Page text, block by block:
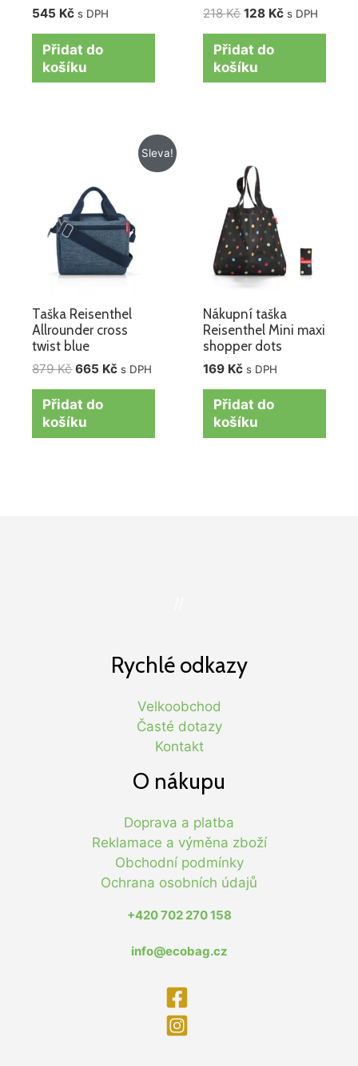
545 Kč s DPH
Přidat do
košíku
218Kč 128 Kč s DPH
Přidat do
košíku
Sleva!
Taška Reisenthel
Allrounder cross
twist blue
879Kč
879 Kč.
665 Kč
Aktuální
cena
s DPH
Přidat do
košíku
Nákupní taška
Reisenthel Mini maxi
shopper dots
169 Kč s DPH
Přidat do
košíku
Rychlé odkazy
Velkoobchod
Časté dotazy
Kontakt
O nákupu
Doprava a platba
Reklamace a výměna zboží
Obchodní podmínky
Ochrana osobních údajů
+420 702 270 158
info@ecobag.cz